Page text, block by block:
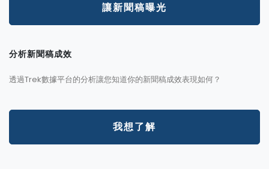
讓新聞稿曝光
分析新聞稿成效
透過Trek數據平台的分析讓您知道你的新聞稿成效表現如何？
我想了解